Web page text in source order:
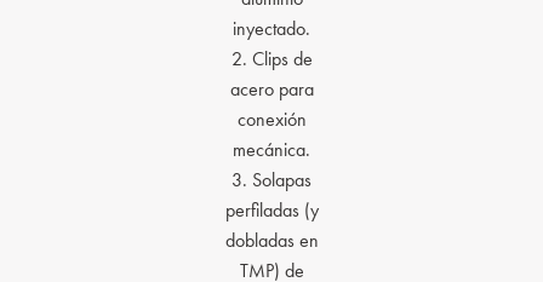
inyectado.
2. Clips de
acero para
conexión
mecánica.
3. Solapas
perfiladas (y
dobladas en
TMP) de